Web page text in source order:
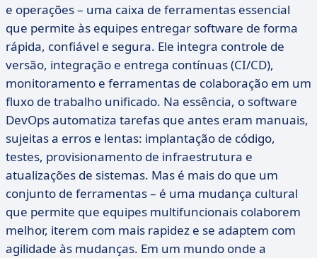
e operações – uma caixa de ferramentas essencial
que permite às equipes entregar software de forma
rápida, confiável e segura. Ele integra controle de
versão, integração e entrega contínuas (CI/CD),
monitoramento e ferramentas de colaboração em um
fluxo de trabalho unificado. Na essência, o software
DevOps automatiza tarefas que antes eram manuais,
sujeitas a erros e lentas: implantação de código,
testes, provisionamento de infraestrutura e
atualizações de sistemas. Mas é mais do que um
conjunto de ferramentas – é uma mudança cultural
que permite que equipes multifuncionais colaborem
melhor, iterem com mais rapidez e se adaptem com
agilidade às mudanças. Em um mundo onde a